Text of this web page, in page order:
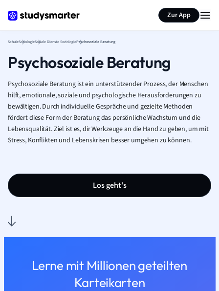
Zur App
SchuleSoziologieSoziale Dienste SoziologiePsychosoziale Beratung
Psychosoziale Beratung
Psychosoziale Beratung ist ein unterstützender Prozess, der Menschen
hilft, emotionale, soziale und psychologische Herausforderungen zu
bewältigen. Durch individuelle Gespräche und gezielte Methoden
fördert diese Form der Beratung das persönliche Wachstum und die
Lebensqualität. Ziel ist es, dir Werkzeuge an die Hand zu geben, um mit
Stress, Konflikten und Lebenskrisen besser umgehen zu können.
Los geht’s
Lerne mit Millionen geteilten
Karteikarten
Seite zusammenfassen